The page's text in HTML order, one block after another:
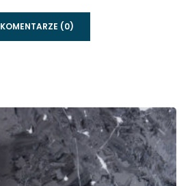
KOMENTARZE (0)